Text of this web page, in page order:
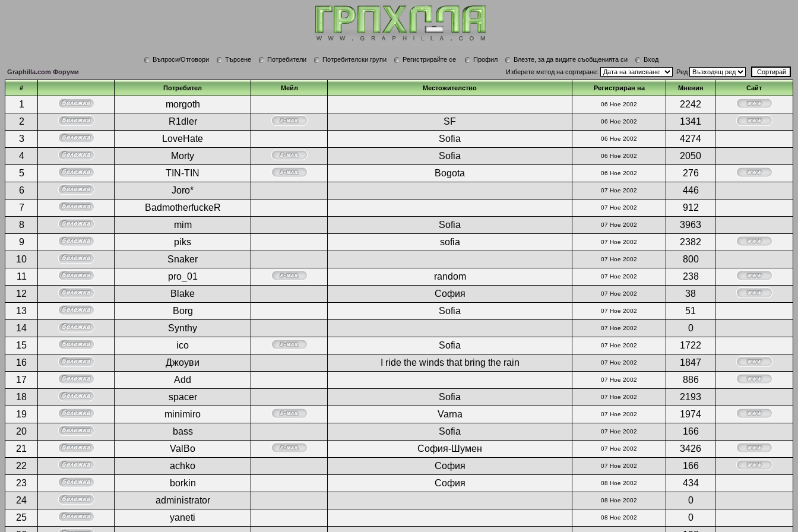
Въпроси/Отговори Търсене Потребители Потребителски групи Регистрирайте се Профил Влезте, за да видите съобщенията си
Вход
Graphilla.com Форуми
Изберете метод на сортиране: Ред
# Потребител Мейл Местожителство Регистриран на Мнения Сайт
1 morgoth 06 Ное 2002
2242
2
R1dler SF 06 Ное 2002
1341
3
LoveHate Sofia 06 Ное 2002
4274
4
Morty Sofia 06 Ное 2002
2050
5
TIN-TIN Bogota 06 Ное 2002
276
6
Joro* 07 Ное 2002
446
7
BadmotherfuckeR 07 Ное 2002
912
8
mim Sofia 07 Ное 2002
3963
9
piks sofia 07 Ное 2002
2382
10
Snaker 07 Ное 2002
800
11
pro_01 random 07 Ное 2002
238
12
Blake София 07 Ное 2002
38
13
Borg Sofia 07 Ное 2002
51
14
Synthy 07 Ное 2002
0
15
ico Sofia 07 Ное 2002
1722
16
Джоуви I ride the winds that bring the rain 07 Ное 2002
1847
17
Add 07 Ное 2002
886
18
spacer Sofia 07 Ное 2002
2193
19
minimiro Varna 07 Ное 2002
1974
20
bass Sofia 07 Ное 2002
166
21
ValBo София-Шумен 07 Ное 2002
3426
22
achko София 07 Ное 2002
166
23
borkin София 08 Ное 2002
434
24
administrator 08 Ное 2002
0
25
yaneti 08 Ное 2002
0